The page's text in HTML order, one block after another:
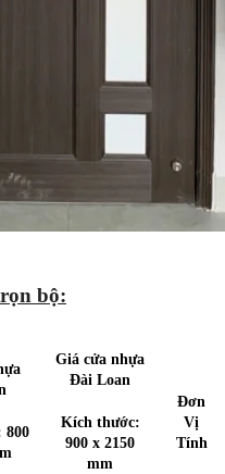
bộ:
800
Giá cửa nhựa
Đài Loan
Kích thước:
900 x 2150
mm
Đơn
Vị
Tính